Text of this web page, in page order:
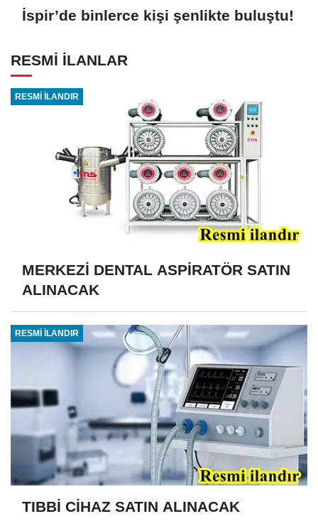
İspir’de binlerce kişi şenlikte buluştu!
RESMİ İLANLAR
RESMİ İLANDIR
MERKEZİ DENTAL ASPİRATÖR SATIN
ALINACAK
RESMİ İLANDIR
TIBBİ CİHAZ SATIN ALINACAK